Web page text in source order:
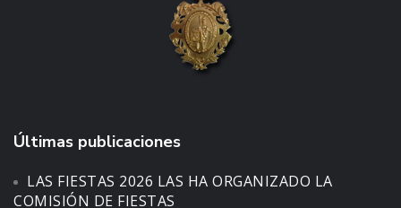
Últimas publicaciones
LAS FIESTAS 2026 LAS HA ORGANIZADO LA
COMISIÓN DE FIESTAS